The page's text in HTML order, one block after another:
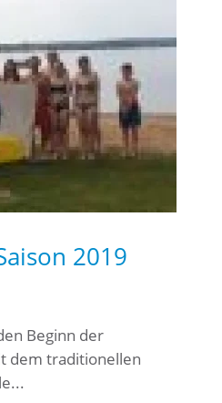
2019
Beginn der
dem traditionellen